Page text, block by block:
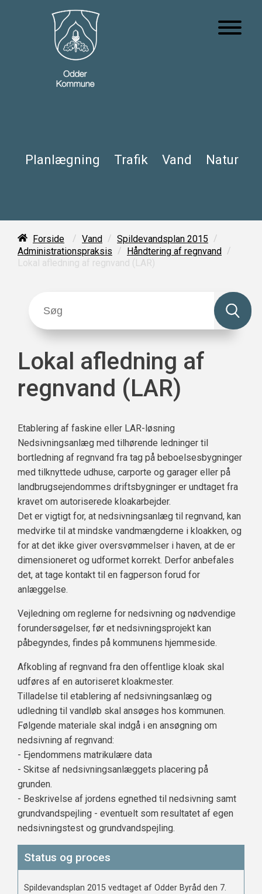
Planlægning Trafik Vand Natur
Forside / Vand / Spildevandsplan 2015 /
Administrationspraksis / Håndtering af regnvand /
Lokal afledning af regnvand (LAR)
Lokal afledning af
regnvand (LAR)
Etablering af faskine eller LAR-løsning
Nedsivningsanlæg med tilhørende ledninger til
bortledning af regnvand fra tag på beboelsesbygninger
med tilknyttede udhuse, carporte og garager eller på
landbrugsejendommes driftsbygninger er undtaget fra
kravet om autoriserede kloakarbejder.
Det er vigtigt for, at nedsivningsanlæg til regnvand, kan
medvirke til at mindske vandmængderne i kloakken, og
for at det ikke giver oversvømmelser i haven, at de er
dimensioneret og udformet korrekt. Derfor anbefales
det, at tage kontakt til en fagperson forud for
anlæggelse.
Vejledning om reglerne for nedsivning og nødvendige
forundersøgelser, før et nedsivningsprojekt kan
påbegyndes, findes på kommunens hjemmeside.
Afkobling af regnvand fra den offentlige kloak skal
udføres af en autoriseret kloakmester.
Tilladelse til etablering af nedsivningsanlæg og
udledning til vandløb skal ansøges hos kommunen.
Følgende materiale skal indgå i en ansøgning om
nedsivning af regnvand:
- Ejendommens matrikulære data
- Skitse af nedsivningsanlæggets placering på
grunden.
- Beskrivelse af jordens egnethed til nedsivning samt
grundvandspejling - eventuelt som resultatet af egen
nedsivningstest og grundvandspejling.
Status og proces
Spildevandsplan 2015 vedtaget af Odder Byråd den 7.